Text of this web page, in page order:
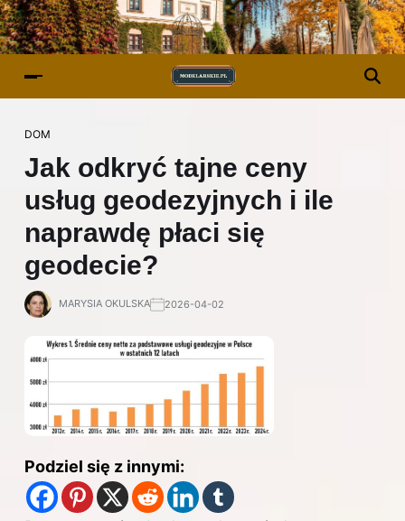
DOM
Jak odkryć tajne ceny
usług geodezyjnych i ile
naprawdę płaci się
geodecie?
MARYSIA OKULSKA 2026-04-02
Podziel się z innymi: